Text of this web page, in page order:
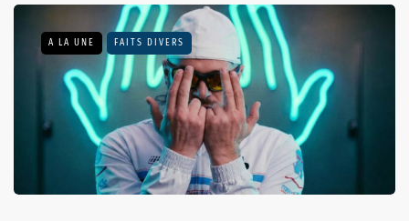
A LA UNE FAITS DIVERS